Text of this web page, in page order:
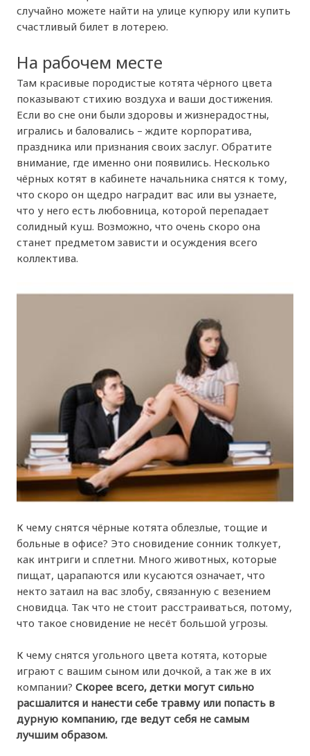
случайно можете найти на улице купюру или купить
счастливый билет в лотерею.
На рабочем месте
Там красивые породистые котята чёрного цвета
показывают стихию воздуха и ваши достижения.
Если во сне они были здоровы и жизнерадостны,
игрались и баловались – ждите корпоратива,
праздника или признания своих заслуг. Обратите
внимание, где именно они появились. Несколько
чёрных котят в кабинете начальника снятся к тому,
что скоро он щедро наградит вас или вы узнаете,
что у него есть любовница, которой перепадает
солидный куш. Возможно, что очень скоро она
станет предметом зависти и осуждения всего
коллектива.
К чему снятся чёрные котята облезлые, тощие и
больные в офисе? Это сновидение сонник толкует,
как интриги и сплетни. Много животных, которые
пищат, царапаются или кусаются означает, что
некто затаил на вас злобу, связанную с везением
сновидца. Так что не стоит расстраиваться, потому,
что такое сновидение не несёт большой угрозы.
К чему снятся угольного цвета котята, которые
играют с вашим сыном или дочкой, а так же в их
компании?Скорее всего, детки могут сильно
расшалится и нанести себе травму или попасть в
дурную компанию, где ведут себя не самым
лучшим образом.